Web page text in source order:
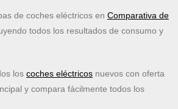
de coches eléctricos en Comparativa de
todos los resultados de consumo y
los coches eléctricos nuevos con oferta
y compara fácilmente todos los